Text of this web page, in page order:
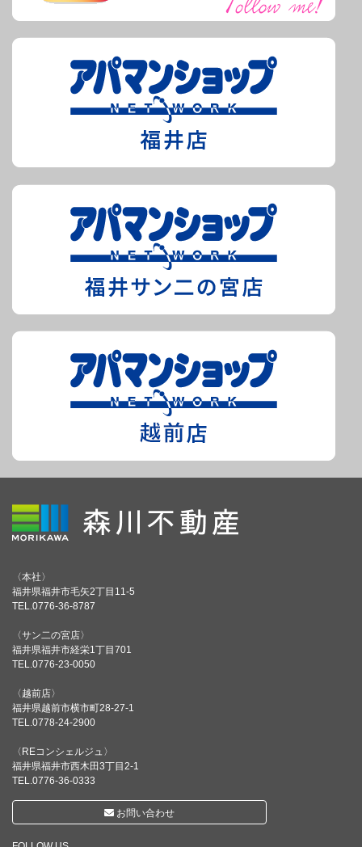
〈本社〉
福井県福井市毛矢2丁目11-5
TEL.0776-36-8787
〈サン二の宮店〉
福井県福井市経栄1丁目701
TEL.0776-23-0050
〈越前店〉
福井県越前市横市町28-27-1
TEL.0778-24-2900
〈REコンシェルジュ〉
福井県福井市西木田3丁目2-1
TEL.0776-36-0333
お問い合わせ